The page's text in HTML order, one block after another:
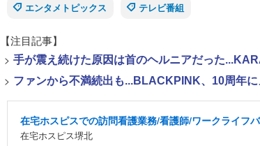
エンタメトピックス
テレビ番組
【注目記事】
> 手が震え続けた原因は首のヘルニアだった
> ファンから不満続出も...BLACKPINK、10周年
在宅ホスピスでの訪問看護業務/看護師/ワークライフ
在宅ホスピス堺北